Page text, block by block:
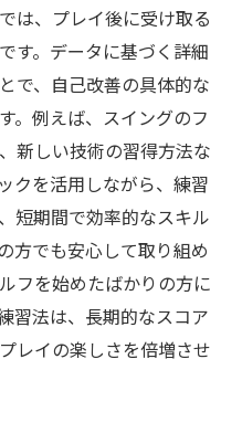
は、プレイ後に受け取る
す。データに基づく詳細
で、自己改善の具体的な
。例えば、スイングのフ
新しい技術の習得方法な
クを活用しながら、練習
短期間で効率的なスキル
方でも安心して取り組め
フを始めたばかりの方に
習法は、長期的なスコア
レイの楽しさを倍増させ